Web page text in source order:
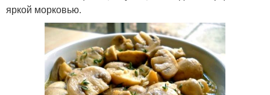
яркой морковью.